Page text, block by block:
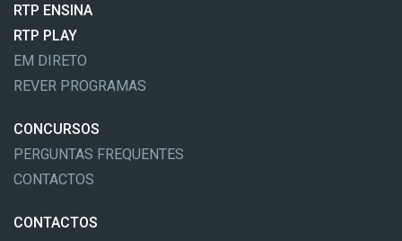
RTP ENSINA
RTP PLAY
EM DIRETO
REVER PROGRAMAS
CONCURSOS
PERGUNTAS FREQUENTES
CONTACTOS
CONTACTOS